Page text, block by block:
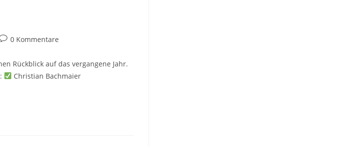
0 Kommentare
Rückblick auf das vergangene Jahr.
Christian Bachmaier